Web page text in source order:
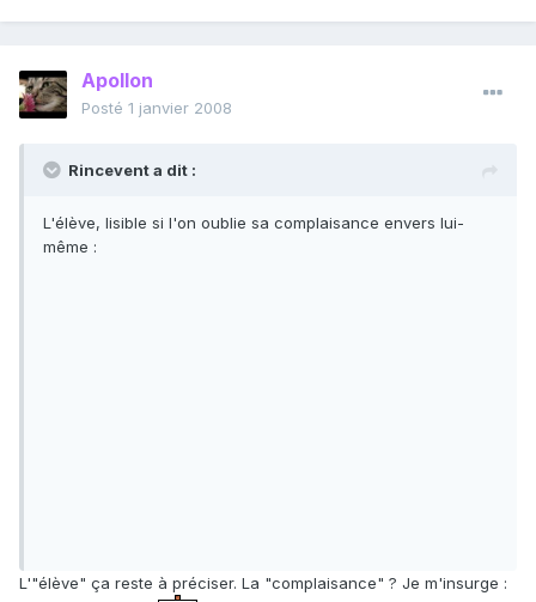
Apollon
Posté 1 janvier 2008
Rincevent a dit :
L'élève, lisible si l'on oublie sa complaisance envers lui-
même :
L'"élève" ça reste à préciser. La "complaisance" ? Je m'insurge :